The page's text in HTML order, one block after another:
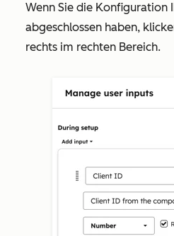
Wenn Sie die Konfiguration
abgeschlossen haben,
rechts im rechten Bereich.